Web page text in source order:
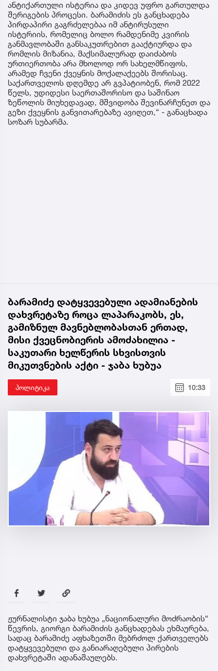
ანტიქართული ისტერია და კიდევ უფრო გართულდა
შერიგების პროცესი. ბარამიძის ეს განცხადება
პირდაპირი გაგრძელებაა იმ ანტირუსული
ისტერიის, რომელიც ბოლო რამდენიმე კვირის
განმავლობაში განსაკუთრებით გააქტიურდა და
რომლის მიზანია, მაქსიმალურად დაიძაბოს
ურთიერთობა არა მხოლოდ ორ სახელმწიფოს,
არამედ ჩვენი ქვეყნის მოქალაქეებს შორისაც.
საქართველოს დღემდე არ გვპატიობენ, რომ 2022
წელს, უდიდესი საერთაშორისო და საშინაო
ზეწოლის მიუხედავად, მშვიდობა შევინარჩუნეთ და
გეზი ქვეყნის განვითარებაზე ავიღეთ,“ - განაცხადა
სოზარ სუბარმა.
ბარამიძე დატყვევებული ადამიანების
დახვრეტაზე როცა ლაპარაკობს, ეს,
გამიზნულ მავნებლობასთან ერთად,
მისი ქვეცნობიერის ამოძახილია -
საკუთარი ხელწერის სხვისთვის
მიკუთვნების აქტი - ჯაბა ხუბუა
პოლიტიკა 10:33
ჟურნალისტი ჯაბა ხუბუა „ნაციონალური მოძრაობის“
წევრის, გიორგი ბარამიძის განცხადებას ეხმაურება,
სადაც ბარამიძე აფხაზეთში მებრძოლ ქართველებს
დატყვევებული და განიარაღებული პირების
დახვრეტაში ადანაშაულებს.